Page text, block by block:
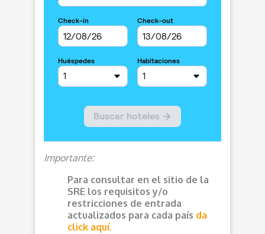
Importante:
Para consultar en el sitio de la
SRE los requisitos y/o
restricciones de entrada
actualizados para cada país da
click aquí.